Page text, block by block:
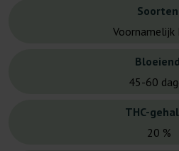
Voornamelijk
45-60
THC-
20 %